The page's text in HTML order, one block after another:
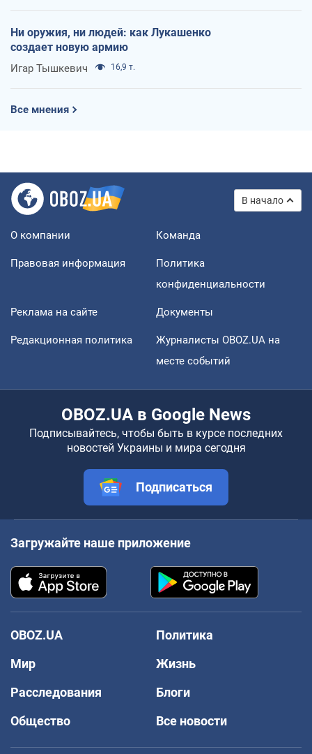
Ни оружия, ни людей: как Лукашенко
создает новую армию
Игар Тышкевич 16,9 т.
Все мнения
В начало
О компании Команда
Правовая информация
Политика
конфиденциальности
Реклама на сайте Документы
Редакционная политика
Журналисты OBOZ.UA на
месте событий
OBOZ.UA в Google News
Подписывайтесь, чтобы быть в курсе последних
новостей Украины и мира сегодня
Подписаться
Загружайте наше приложение
OBOZ.UA
Политика
Мир
Жизнь
Расследования
Блоги
Общество
Все новости